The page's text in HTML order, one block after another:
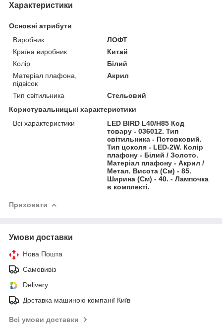
Характеристики
Основні атрибути
Виробник
ЛОФТ
Країна виробник
Китай
Колір
Білий
Матеріал плафона,
підвісок
Акрил
Тип світильника
Стельовий
Користувальницькі характеристики
Всі характеристики
LED BIRD L40/H85 Код
товару - 036012. Тип
світильника - Потовковий.
Тип цоколя - LED-2W. Колір
плафону - Білий / Золото.
Матеріал плафону - Акрил /
Метал. Висота (См) - 85.
Ширина (См) - 40. - Лампочка
в комплекті.
Приховати
Умови доставки
Нова Пошта
Самовивіз
Delivery
Доставка машиною компанії Київ
Всі умови доставки